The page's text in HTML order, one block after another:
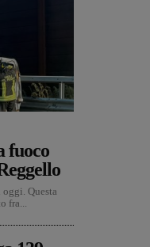
fuoco
Questa
fra...